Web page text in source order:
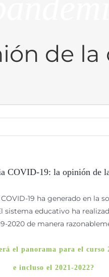
de
COVID-19: la opinión de
19 ha generado en la
educativo ha
2020 de manera
el panorama para el curso
e incluso el 2021-2022?